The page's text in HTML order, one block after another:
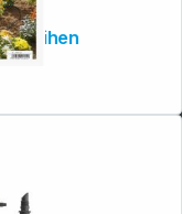
Drip Start Set S Pflanzreihen